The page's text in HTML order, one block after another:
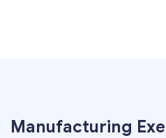
Manufacturing